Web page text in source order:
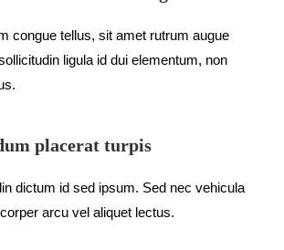
congue tellus, sit amet rutrum augue
ligula id dui elementum, non
placerat turpis
dictum id sed ipsum. Sed nec vehicula
arcu vel aliquet lectus.